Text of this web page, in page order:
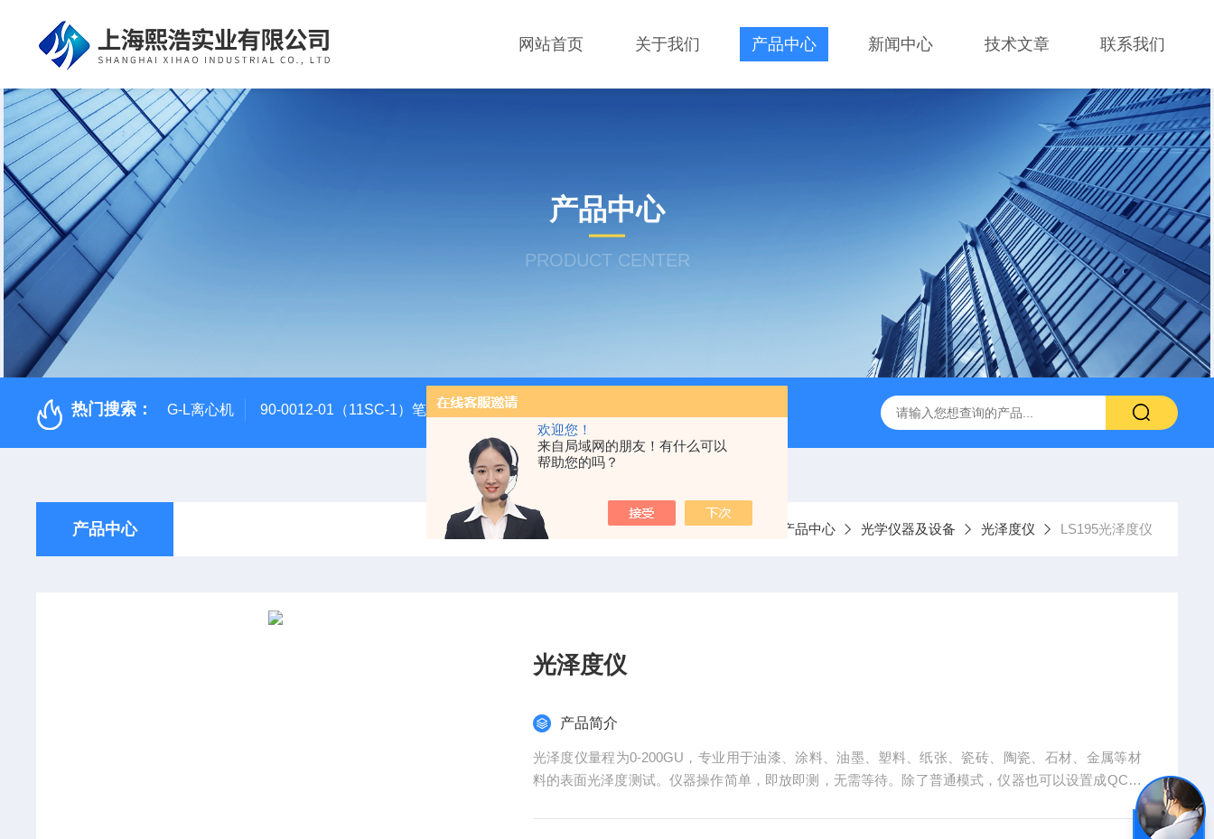
欢迎您！
来自局域网的朋友！有什么可以
帮助您的吗？
网站首页 关于我们 产品中心 新闻中心 技术文章 联系我们
产品中心
PRODUCT CENTER
热门搜索： G-L离心机 90-0012-01（11SC-1）笔式汞灯 ZX-3手持式超声波测厚仪 ST800-EA红外灭菌器 SN210C高压立式蒸汽灭
产品中心 当前位置：首页 产品中心 光学仪器及设备 光泽度仪 LS195光泽度仪
光泽度仪
产品简介
光泽度仪量程为0-200GU，专业用于油漆、涂料、油墨、塑料、纸张、瓷砖、陶瓷、石材、金属等材
料的表面光泽度测试。仪器操作简单，即放即测，无需等待。除了普通模式，仪器也可以设置成QC模